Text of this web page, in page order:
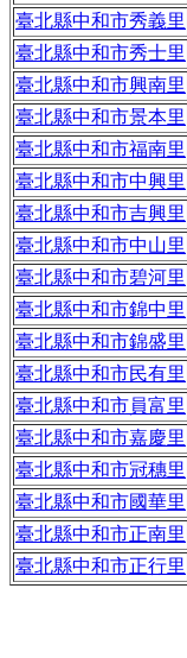
臺北縣中和市秀義里
臺北縣中和市秀士里
臺北縣中和市興南里
臺北縣中和市景本里
臺北縣中和市福南里
臺北縣中和市中興里
臺北縣中和市吉興里
臺北縣中和市中山里
臺北縣中和市碧河里
臺北縣中和市錦中里
臺北縣中和市錦盛里
臺北縣中和市民有里
臺北縣中和市員富里
臺北縣中和市嘉慶里
臺北縣中和市冠穗里
臺北縣中和市國華里
臺北縣中和市正南里
臺北縣中和市正行里